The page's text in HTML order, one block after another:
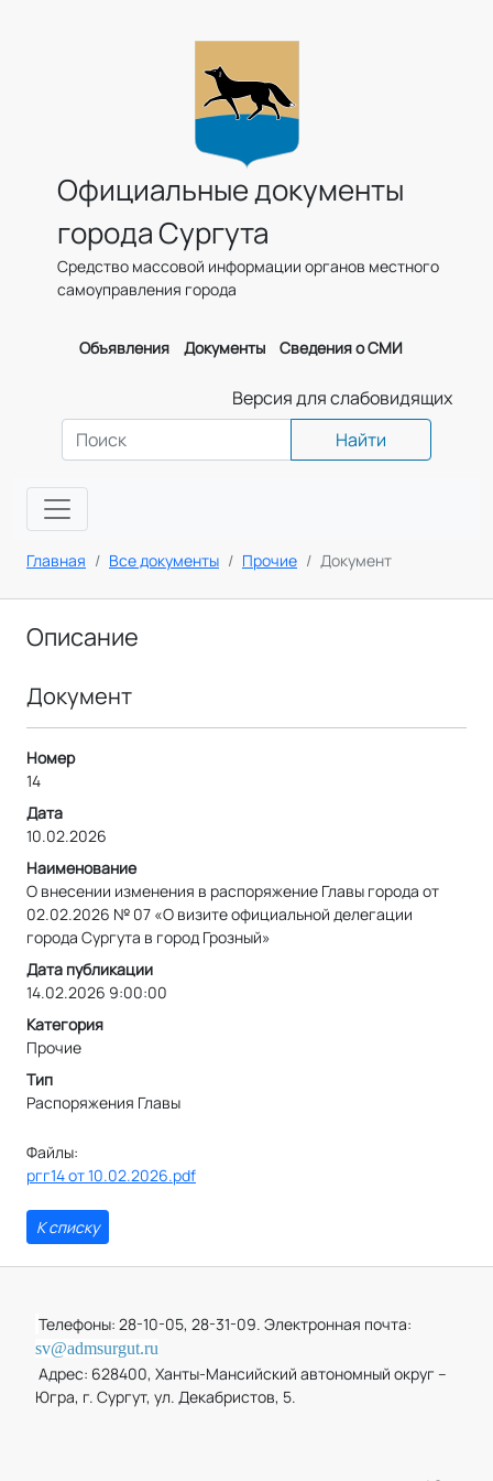
Официальные документы
города Сургута
Средство массовой информации органов местного
самоуправления города
Объявления Документы Сведения о СМИ
Версия для слабовидящих
Найти
Главная Все документы Прочие Документ
Описание
Документ
Номер
14
Дата
10.02.2026
Наименование
О внесении изменения в распоряжение Главы города от
02.02.2026 № 07 «О визите официальной делегации
города Сургута в город Грозный»
Дата публикации
14.02.2026 9:00:00
Категория
Прочие
Тип
Распоряжения Главы
Файлы:
ргг14 от 10.02.2026.pdf
К списку
Телефоны: 28-10-05, 28-31-09. Электронная почта:
sv@admsurgut.ru
Адрес: 628400, Ханты-Мансийский автономный округ –
Югра, г. Сургут, ул. Декабристов, 5.